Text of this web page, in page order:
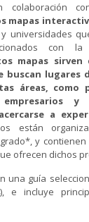
mapas
universidades
con
mapas
buscan lugares
áreas, como
empresarios y
a
están
y
ofrecen dichos
una guía
e incluye